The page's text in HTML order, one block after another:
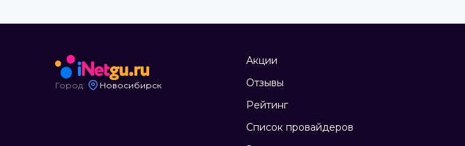
Город: Новосибирск
Акции
Отзывы
Рейтинг
Список провайдеров